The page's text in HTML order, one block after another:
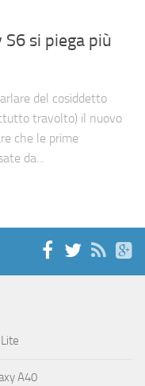
si piega più
del cosiddetto
travolto) il nuovo
che le prime
da...
A40